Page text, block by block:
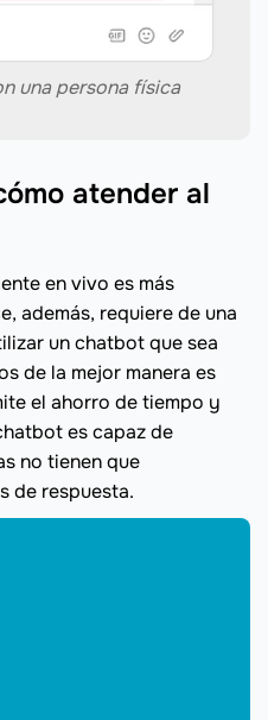
una persona física
atender al
en vivo es más
además, requiere de una
un chatbot que sea
de la mejor manera es
el ahorro de tiempo y
es capaz de
no tienen que
de respuesta.